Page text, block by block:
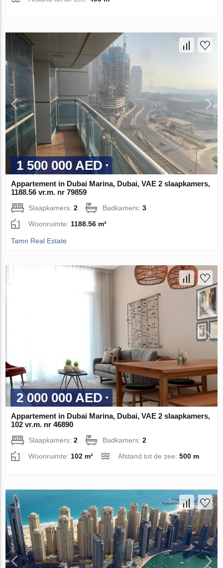
1 500 000 AED
Appartement in Dubai Marina, Dubai, VAE 2 slaapkamers,
1188.56 vr.m. nr 79859
Slaapkamers:2 Badkamers:3
Woonruimte: 1188.56 m²
Tamn Real Estate
2 000 000 AED
Appartement in Dubai Marina, Dubai, VAE 2 slaapkamers,
102 vr.m. nr 46890
Slaapkamers:2 Badkamers:2
Woonruimte:102 m² Afstand tot de zee:500 m